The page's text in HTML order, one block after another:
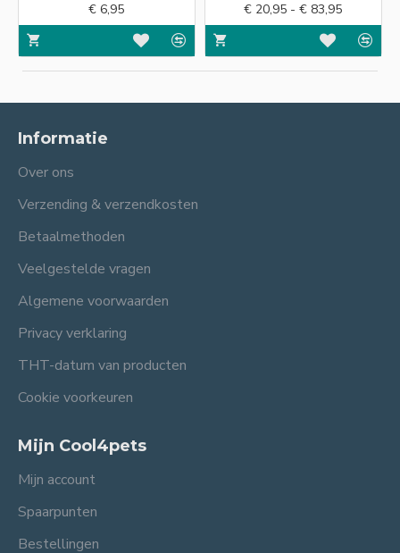
€ 6,95
€ 20,95 - € 83,95
Informatie
Over ons
Verzending & verzendkosten
Betaalmethoden
Veelgestelde vragen
Algemene voorwaarden
Privacy verklaring
THT-datum van producten
Cookie voorkeuren
Mijn Cool4pets
Mijn account
Spaarpunten
Bestellingen